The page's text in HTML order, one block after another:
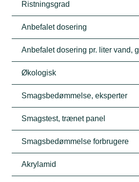
Ristningsgrad
Anbefalet dosering
Anbefalet dosering pr. liter vand, g
Økologisk
Smagsbedømmelse, eksperter
Smagstest, trænet panel
Smagsbedømmelse forbrugere
Akrylamid